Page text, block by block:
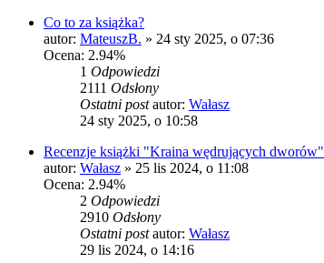
Co to za książka?
autor: MateuszB. » 24 sty 2025, o 07:36
Ocena: 2.94%
1 Odpowiedzi
2111 Odsłony
Ostatni postautor: Wałasz
24 sty 2025, o 10:58
Recenzje książki "Kraina wędrujących dworów"
autor: Wałasz » 25 lis 2024, o 11:08
Ocena: 2.94%
2 Odpowiedzi
2910 Odsłony
Ostatni postautor: Wałasz
29 lis 2024, o 14:16